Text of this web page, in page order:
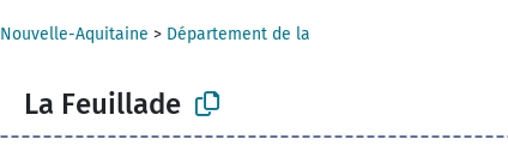
Nouvelle-Aquitaine > Département de la
La Feuillade